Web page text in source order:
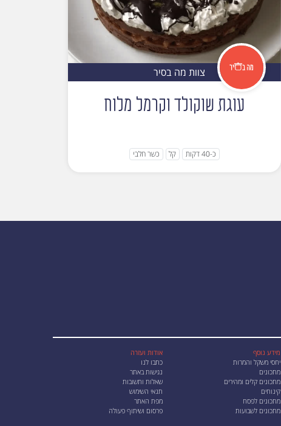
צוות מה בסיר
עוגת שוקולד וקרמל מלוח
כ-40 דקות קל כשר חלבי
מידע נוסף
יחסי משקל והמרות
מתכונים
מתכונים קלים ומהירים
קינוחים
מתכונים לפסח
מתכונים לשבועות
אודות ועזרה
כתבו לנו
נגישות באתר
שאלות ותשובות
תנאי השימוש
מפת האתר
פרסום ושיתוף פעולה